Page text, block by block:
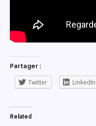
Partager :
Twitter LinkedIn
Related